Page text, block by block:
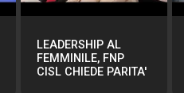
LEADERSHIP AL
FEMMINILE, FNP
CISL CHIEDE PARITA'